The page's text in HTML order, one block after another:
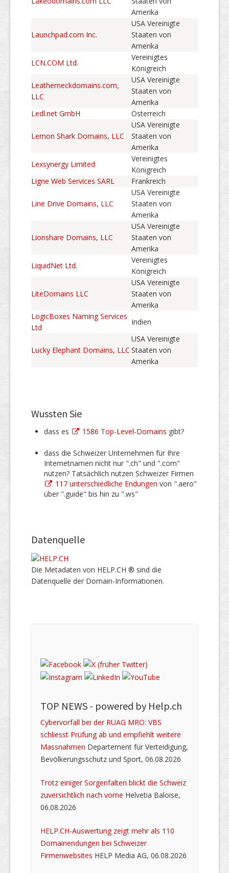
Amerika
Launchpad.com Inc.
USA Vereinigte
Staaten von
Amerika
LCN.COM Ltd.
Vereinigtes
Königreich
Leatherneckdomains.com,
LLC
USA Vereinigte
Staaten von
Amerika
Ledl.net GmbH
Österreich
Lemon Shark Domains, LLC
USA Vereinigte
Staaten von
Amerika
Lexsynergy Limited
Vereinigtes
Königreich
Ligne Web Services SARL
Frankreich
Line Drive Domains, LLC
USA Vereinigte
Staaten von
Amerika
Lionshare Domains, LLC
USA Vereinigte
Staaten von
Amerika
LiquidNet Ltd.
Vereinigtes
Königreich
LiteDomains LLC
USA Vereinigte
Staaten von
Amerika
LogicBoxes Naming Services
Ltd
Indien
Lucky Elephant Domains, LLC
USA Vereinigte
Staaten von
Amerika
Wussten Sie
dass es 1586 Top-Level-Domains gibt?
dass die Schweizer Unternehmen für Ihre
Internetnamen nicht nur ".ch" und ".com"
nutzen? Tatsächlich nutzen Schweizer Firmen
117 unterschiedliche Endungen von ".aero"
über ".guide" bis hin zu ".ws"
Datenquelle
Die Metadaten von HELP.CH ® sind die
Datenquelle der Domain-Informationen.
TOP NEWS - powered by Help.ch
Cybervorfall bei der RUAG MRO: VBS
schliesst Prüfung ab und empfiehlt weitere
Massnahmen Departement für Verteidigung,
Bevölkerungsschutz und Sport, 06.08.2026
Trotz einiger Sorgenfalten blickt die Schweiz
zuversichtlich nach vorne Helvetia Baloise,
06.08.2026
HELP.CH-Auswertung zeigt mehr als 110
Domainendungen bei Schweizer
Firmenwebsites HELP Media AG, 06.08.2026